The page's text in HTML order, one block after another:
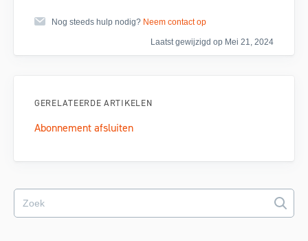
Nog steeds hulp nodig? Neem contact op
Laatst gewijzigd op Mei 21, 2024
GERELATEERDE ARTIKELEN
Abonnement afsluiten